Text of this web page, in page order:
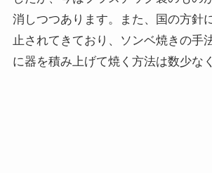
消しつつあります。また、国の方針
止されてきており、ソンベ焼きの手
に器を積み上げて焼く方法は数少な